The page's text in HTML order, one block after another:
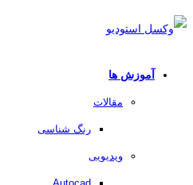
آموزش ها
مقالات
رنگ شناسی
ویدیویی